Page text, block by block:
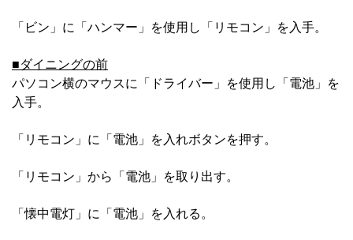
「ビン」に「ハンマー」を使用し「リモコン」を入手。
■ダイニングの前
パソコン横のマウスに「ドライバー」を使用し「電池」を
入手。
「リモコン」に「電池」を入れボタンを押す。
「リモコン」から「電池」を取り出す。
「懐中電灯」に「電池」を入れる。